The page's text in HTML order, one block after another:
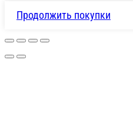
Продолжить покупки